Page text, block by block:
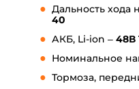
Дальность хода
40
АКБ, Li-ion – 48В
Номинальное
Тормоза,